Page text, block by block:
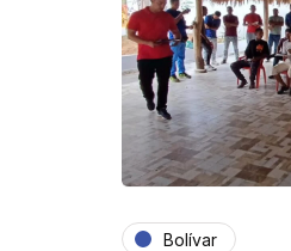
Bolívar